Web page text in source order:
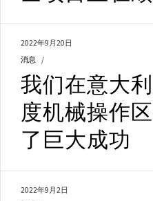
2022年9月20日
消息
我们在意大
度机械操作
了巨大成功
2022年9月2日